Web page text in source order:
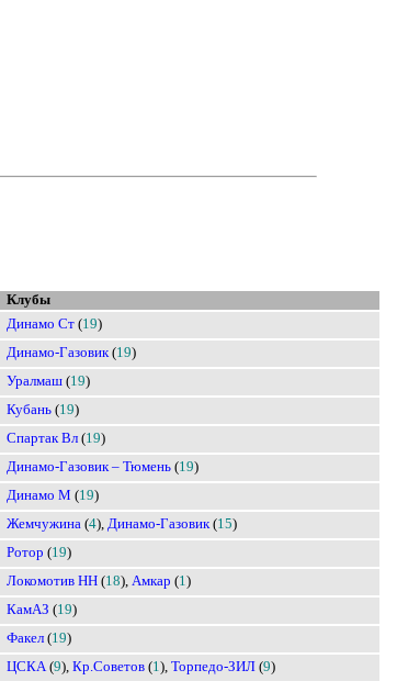
Клубы
Динамо Ст(19)
Динамо-Газовик(19)
Уралмаш(19)
Кубань(19)
Спартак Вл(19)
Динамо-Газовик – Тюмень(19)
Динамо М (19)
Жемчужина(4), Динамо-Газовик(15)
Ротор (19)
Локомотив НН(18), Амкар (1)
КамАЗ (19)
Факел(19)
ЦСКА(9), Кр.Советов(1), Торпедо-ЗИЛ(9)